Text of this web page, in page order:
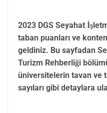
2023 DGS Seyahat
taban puanları ve
geldiniz. Bu sayfadan
Turizm Rehberliği
üniversitelerin tavan ve
sayıları gibi detaylara